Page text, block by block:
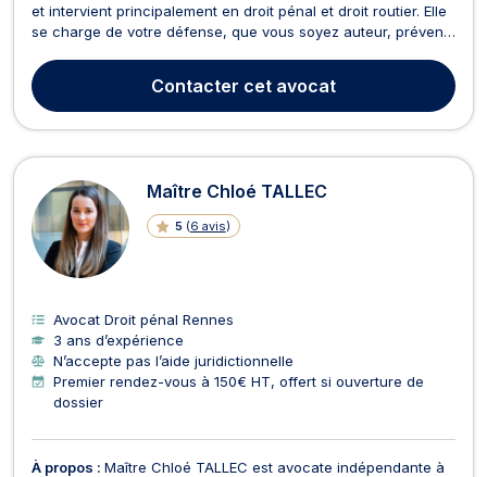
et intervient principalement en droit pénal et droit routier. Elle
se charge de votre défense, que vous soyez auteur, prévenu
Tribunal Correctionnel, la Cour d’Assises, le Tribunal de
Police ou encore devant le Jug...
Contacter cet avocat
Maître Chloé TALLEC
5 (6 avis)
Avocat Droit pénal Rennes
3 ans d’expérience
N’accepte pas l’aide juridictionnelle
Premier rendez-vous à 150€ HT, offert si ouverture de
dossier
À propos : Maître Chloé TALLEC est avocate indépendante à